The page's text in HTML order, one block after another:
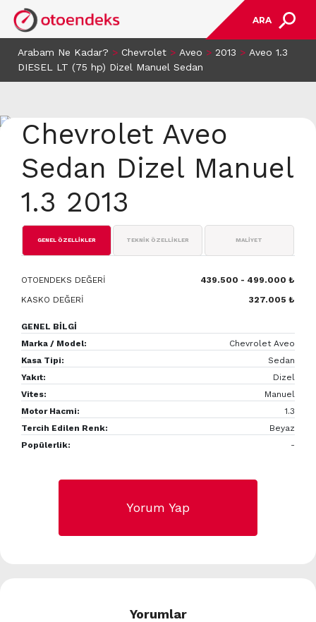
ARA
Arabam Ne Kadar? > Chevrolet > Aveo > 2013 > Aveo 1.3
DIESEL LT (75 hp) Dizel Manuel Sedan
Chevrolet Aveo
Sedan Dizel Manuel
1.3 2013
GENEL ÖZELLİKLER TEKNİK ÖZELLİKLER MALİYET
OTOENDEKS DEĞERİ
439.500 - 499.000 ₺
KASKO DEĞERİ
327.005 ₺
GENEL BİLGİ
Marka / Model:
Chevrolet Aveo
Kasa Tipi:
Sedan
Yakıt:
Dizel
Vites:
Manuel
Motor Hacmi:
1.3
Tercih Edilen Renk:
Beyaz
Popülerlik:
-
Yorum Yap
Yorumlar